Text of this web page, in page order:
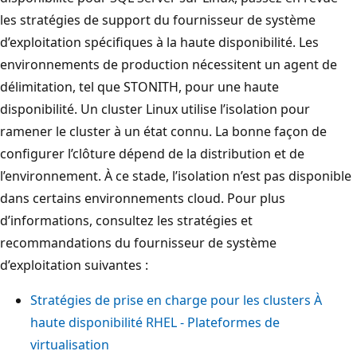
les stratégies de support du fournisseur de système
d’exploitation spécifiques à la haute disponibilité. Les
environnements de production nécessitent un agent de
délimitation, tel que STONITH, pour une haute
disponibilité. Un cluster Linux utilise l’isolation pour
ramener le cluster à un état connu. La bonne façon de
configurer l’clôture dépend de la distribution et de
l’environnement. À ce stade, l’isolation n’est pas disponible
dans certains environnements cloud. Pour plus
d’informations, consultez les stratégies et
recommandations du fournisseur de système
d’exploitation suivantes :
Stratégies de prise en charge pour les clusters À
haute disponibilité RHEL - Plateformes de
virtualisation